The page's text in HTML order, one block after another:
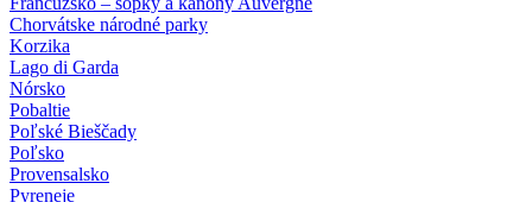
Chorvátske národné parky
Korzika
Lago di Garda
Nórsko
Pobaltie
Poľské Bieščady
Poľsko
Provensalsko
Pyreneje